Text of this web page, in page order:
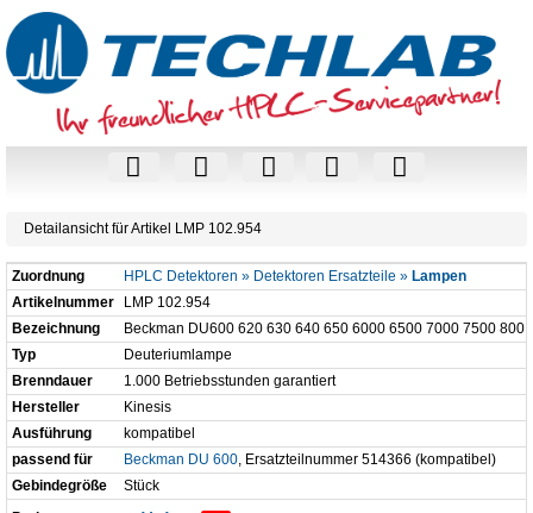
Detailansicht für Artikel LMP 102.954
Zuordnung HPLC Detektoren » Detektoren Ersatzteile » Lampen
Artikelnummer
LMP 102.954
Bezeichnung
Beckman DU600 620 630 640 650 6000 6500 7000 7500 800
Typ
Deuteriumlampe
Brenndauer
1.000 Betriebsstunden garantiert
Hersteller
Kinesis
Ausführung
kompatibel
passend für
Beckman DU 600 , Ersatzteilnummer 514366 (kompatibel)
Gebindegröße
Stück